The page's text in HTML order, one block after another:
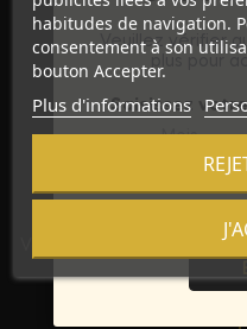
Vos commandes sont
habitudes de navigation.
consentement à son
bouton Accepter.
Plus d'informations
Veuillez vérifier
plus pour
Saisissez
Mois